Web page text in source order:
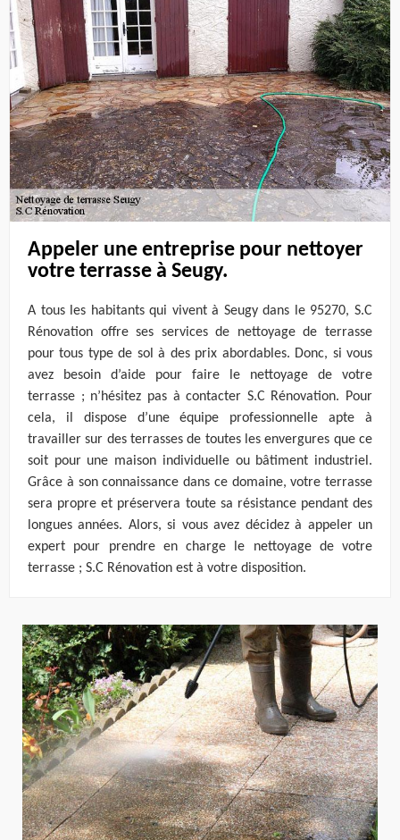
Appeler une entreprise pour nettoyer
votre terrasse à Seugy.
A tous les habitants qui vivent à Seugy dans le 95270, S.C
Rénovation offre ses services de nettoyage de terrasse
pour tous type de sol à des prix abordables. Donc, si vous
avez besoin d’aide pour faire le nettoyage de votre
terrasse ; n’hésitez pas à contacter S.C Rénovation. Pour
cela, il dispose d’une équipe professionnelle apte à
travailler sur des terrasses de toutes les envergures que ce
soit pour une maison individuelle ou bâtiment industriel.
Grâce à son connaissance dans ce domaine, votre terrasse
sera propre et préservera toute sa résistance pendant des
longues années. Alors, si vous avez décidez à appeler un
expert pour prendre en charge le nettoyage de votre
terrasse ; S.C Rénovation est à votre disposition.